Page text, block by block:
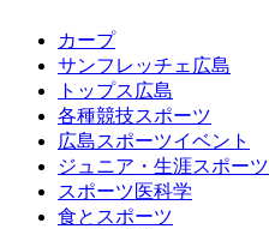
カープ
サンフレッチェ広島
トップス広島
各種競技スポーツ
広島スポーツイベント
ジュニア・生涯スポーツ
スポーツ医科学
食とスポーツ